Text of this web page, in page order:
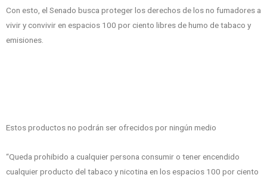
Con esto, el Senado busca proteger los derechos de los no fumadores a
vivir y convivir en espacios 100 por ciento libres de humo de tabaco y
emisiones.
Estos productos no podrán ser ofrecidos por ningún medio
“Queda prohibido a cualquier persona consumir o tener encendido
cualquier producto del tabaco y nicotina en los espacios 100 por ciento